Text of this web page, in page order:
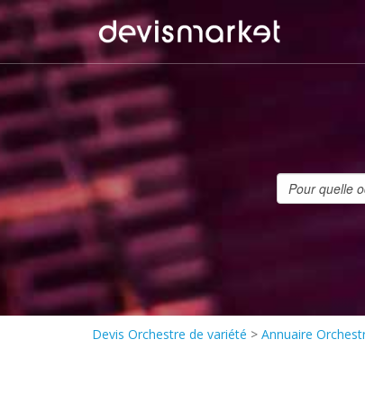
Devis Orchestre de variété > Annuaire